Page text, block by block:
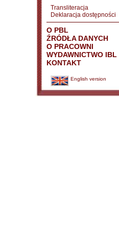
Transliteracja
Deklaracja dostępności
O PBL
ŹRÓDŁA DANYCH
O PRACOWNI
WYDAWNICTWO IBL
KONTAKT
English version